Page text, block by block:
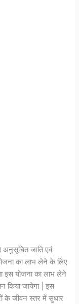
अनुसूचित जाति एवं
का लाभ लेने के लिए
इस योजना का लाभ लेने
किया जायेगा | इस
के जीवन स्तर में सुधार